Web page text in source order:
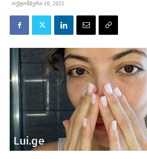
ოქტომბერი 10, 2025